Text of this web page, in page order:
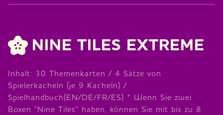
NINE TILES EXTREME
Inhalt: 30 Themenkarten / 4 Sätze von
Spielerkacheln (je 9 Kacheln) /
Spielhandbuch(EN/DE/FR/ES) * Wenn Sie zwei
Boxen "Nine Tiles" haben, können Sie mit bis zu 8